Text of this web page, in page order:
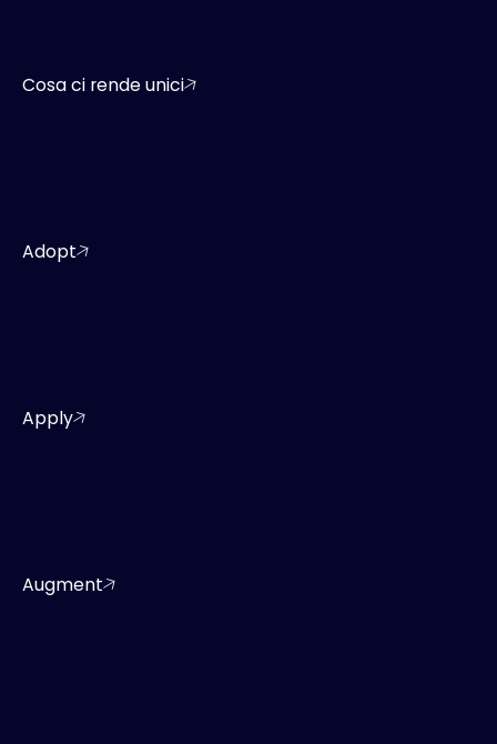
Cosa ci rende unici
Adopt
Apply
Augment